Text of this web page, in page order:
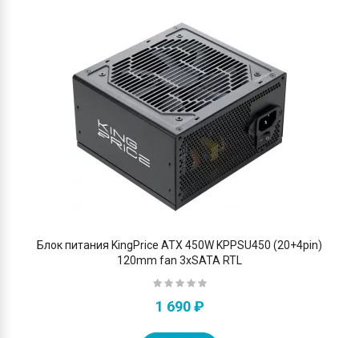
Блок питания KingPrice ATX 450W KPPSU450 (20+4pin)
120mm fan 3xSATA RTL
1 690 ₽